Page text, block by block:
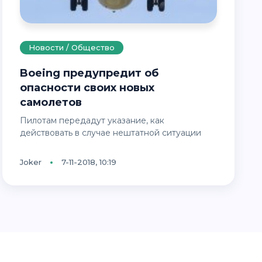
Новости / Общество
Boeing предупредит об
опасности своих новых
самолетов
Пилотам передадут указание, как
действовать в случае нештатной ситуации
Joker 7-11-2018, 10:19